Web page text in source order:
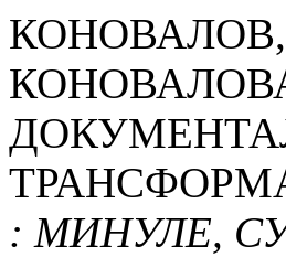
: МИНУЛЕ,